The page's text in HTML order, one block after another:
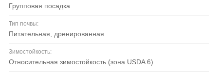
групповая посадка
Тип почвы:
питательная, дренированная
Зимостойкость:
относительная зимостойкость (зона USDA 6)